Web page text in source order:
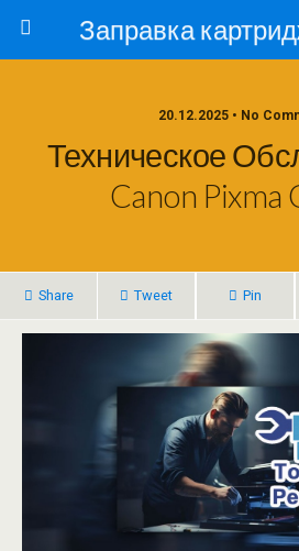
20.12.2025 • No
Техническое
Canon Pixma
Share Tweet Pin